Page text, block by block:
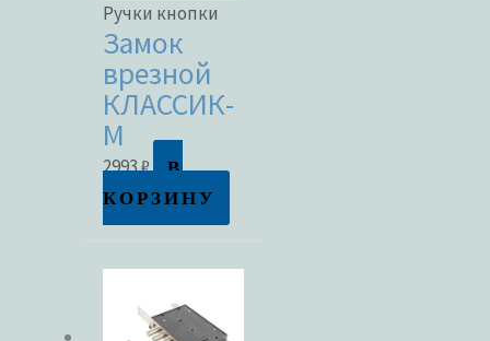
Ручки кнопки
Замок
врезной
КЛАССИК-
М
2993₽
В
КОРЗИНУ